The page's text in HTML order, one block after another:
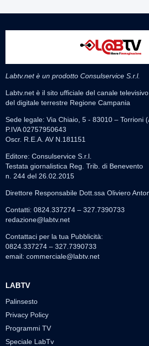
Labtv.net è un prodotto Consulservice S.r.l.
Labtv.net è il sito ufficiale del canale
del digitale terrestre Regione Campania
Sede legale: Via Chiaio, 5 - 83010 – Torrioni
P.IVA 02757950643
Oscr. R.E.A. AV N.181151
Editore: Consulservice S.r.l.
Testata giornalistica Reg. Trib. di Benevento
n. 244 del 26.02.2015
Direttore Responsabile Dott.ssa Oliviero
Contatti: 0824.337274 – 327.7390733
redazione@labtv.net
Contattaci per la tua Pubblicità:
0824.337274 – 327.7390733
email: commerciale@labtv.net
LABTV
Palinsesto
Privacy Policy
Programmi TV
Speciale LabTv